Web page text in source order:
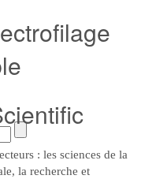
: les sciences de la
la recherche et